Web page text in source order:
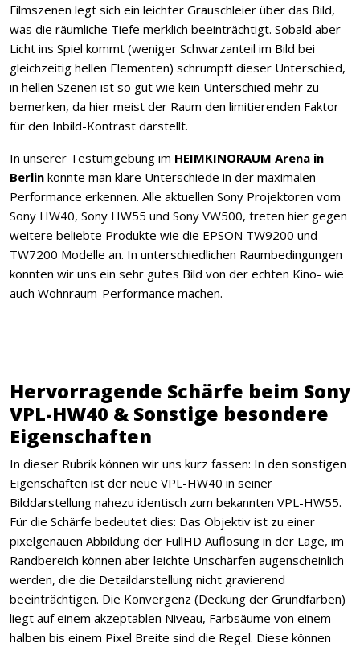
Filmszenen legt sich ein leichter Grauschleier über das Bild,
was die räumliche Tiefe merklich beeinträchtigt. Sobald aber
Licht ins Spiel kommt (weniger Schwarzanteil im Bild bei
gleichzeitig hellen Elementen) schrumpft dieser Unterschied,
in hellen Szenen ist so gut wie kein Unterschied mehr zu
bemerken, da hier meist der Raum den limitierenden Faktor
für den Inbild-Kontrast darstellt.
In unserer Testumgebung im HEIMKINORAUM Arena in
Berlin konnte man klare Unterschiede in der maximalen
Performance erkennen. Alle aktuellen Sony Projektoren vom
Sony HW40, Sony HW55 und Sony VW500, treten hier gegen
weitere beliebte Produkte wie die EPSON TW9200 und
TW7200 Modelle an. In unterschiedlichen Raumbedingungen
konnten wir uns ein sehr gutes Bild von der echten Kino- wie
auch Wohnraum-Performance machen.
Hervorragende Schärfe beim Sony
VPL-HW40 & Sonstige besondere
Eigenschaften
In dieser Rubrik können wir uns kurz fassen: In den sonstigen
Eigenschaften ist der neue VPL-HW40 in seiner
Bilddarstellung nahezu identisch zum bekannten VPL-HW55.
Für die Schärfe bedeutet dies: Das Objektiv ist zu einer
pixelgenauen Abbildung der FullHD Auflösung in der Lage, im
Randbereich können aber leichte Unschärfen augenscheinlich
werden, die die Detaildarstellung nicht gravierend
beeinträchtigen. Die Konvergenz (Deckung der Grundfarben)
liegt auf einem akzeptablen Niveau, Farbsäume von einem
halben bis einem Pixel Breite sind die Regel. Diese können